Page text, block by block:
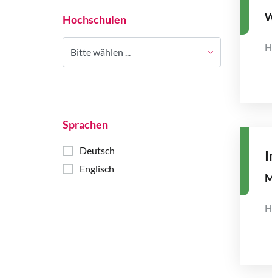
Hochschulen
Bitte wählen ...
Sprachen
Deutsch
Englisch